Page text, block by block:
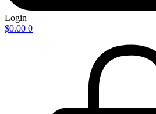
Login
$0.00 0